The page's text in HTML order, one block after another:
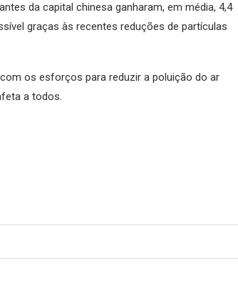
da capital chinesa ganharam, em média, 4,4
graças às recentes reduções de partículas
os esforços para reduzir a poluição do ar
a todos.